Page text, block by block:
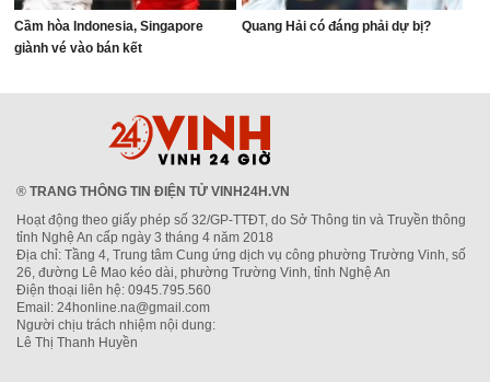
Cầm hòa Indonesia, Singapore
giành vé vào bán kết
Quang Hải có đáng phải dự bị?
® TRANG THÔNG TIN ĐIỆN TỬ VINH24H.VN
Hoạt động theo giấy phép số 32/GP-TTĐT, do Sở Thông tin và Truyền thông
tỉnh Nghệ An cấp ngày 3 tháng 4 năm 2018
Địa chỉ: Tầng 4, Trung tâm Cung ứng dịch vụ công phường Trường Vinh, số
26, đường Lê Mao kéo dài, phường Trường Vinh, tỉnh Nghệ An
Điện thoại liên hệ: 0945.795.560
Email: 24honline.na@gmail.com
Người chịu trách nhiệm nội dung:
Lê Thị Thanh Huyền